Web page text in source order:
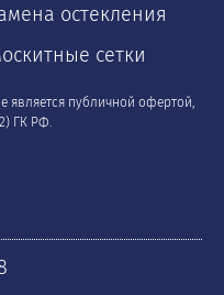
остекления
сетки
является публичной офертой,
ГК РФ.